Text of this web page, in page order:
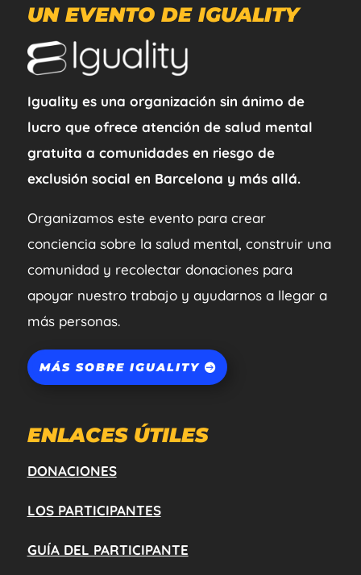
UN EVENTO DE IGUALITY
Iguality es una organización sin ánimo de
lucro que ofrece atención de salud mental
gratuita a comunidades en riesgo de
exclusión social en Barcelona y más allá.
Organizamos este evento para crear
conciencia sobre la salud mental, construir una
comunidad y recolectar donaciones para
apoyar nuestro trabajo y ayudarnos a llegar a
más personas.
MÁS SOBRE IGUALITY
ENLACES ÚTILES
DONACIONES
LOS PARTICIPANTES
GUÍA DEL PARTICIPANTE